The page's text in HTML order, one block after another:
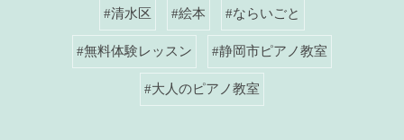
#清水区 #絵本 #ならいごと
#無料体験レッスン #静岡市ピアノ教室
#大人のピアノ教室